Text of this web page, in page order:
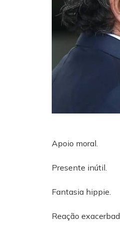
Apoio moral.
Presente inútil.
Fantasia hippie.
Reação